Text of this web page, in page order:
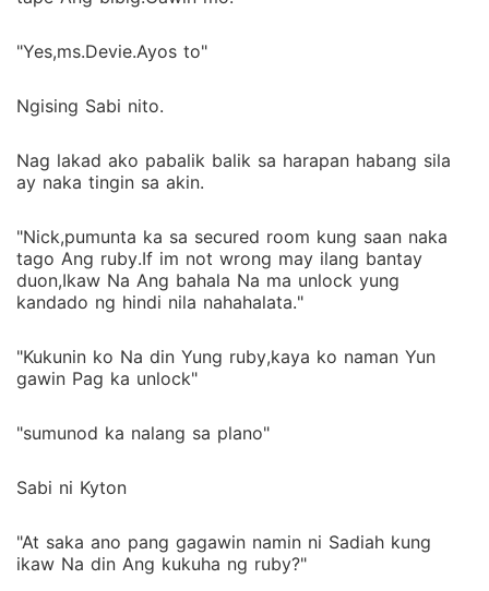
"Yes,ms.Devie.Ayos to"
Ngising Sabi nito.
Nag lakad ako pabalik balik sa harapan habang sila
ay naka tingin sa akin.
"Nick,pumunta ka sa secured room kung saan naka
tago Ang ruby.If im not wrong may ilang bantay
duon,Ikaw Na Ang bahala Na ma unlock yung
kandado ng hindi nila nahahalata."
"Kukunin ko Na din Yung ruby,kaya ko naman Yun
gawin Pag ka unlock"
"sumunod ka nalang sa plano"
Sabi ni Kyton
"At saka ano pang gagawin namin ni Sadiah kung
ikaw Na din Ang kukuha ng ruby?"